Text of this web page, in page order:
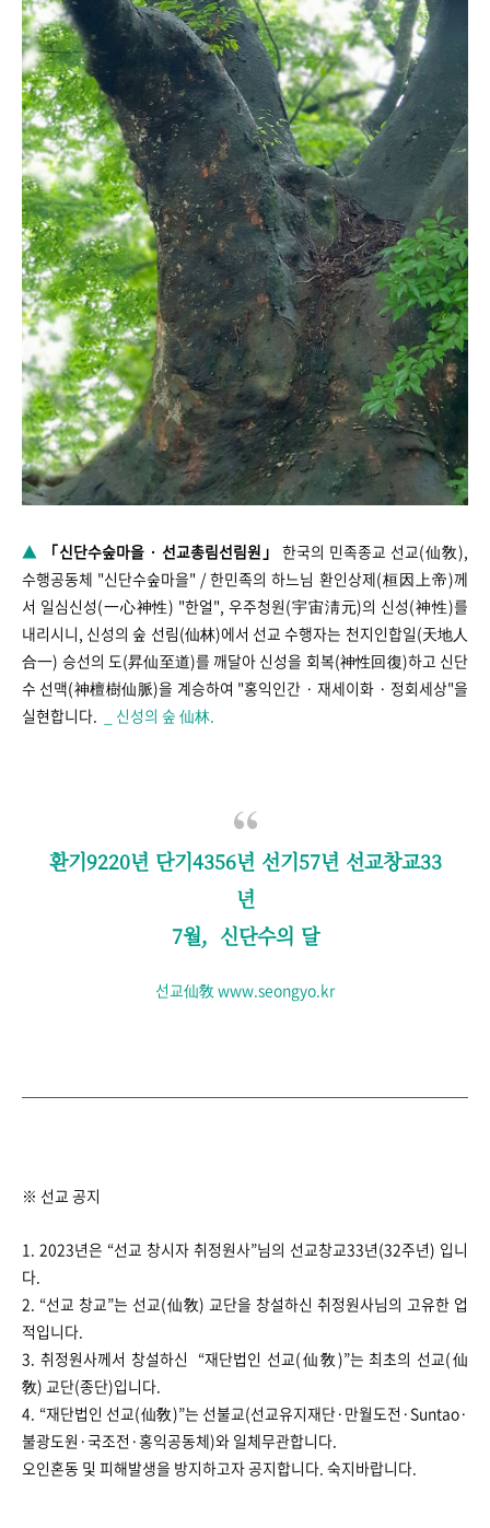
▲ 「신단수숲마을 · 선교총림선림원」 한국의 민족종교 선교(仙敎),
수행공동체 "신단수숲마을" /한민족의 하느님 환인상제(桓因上帝)께
서 일심신성(一心神性) "한얼",우주청원(宇宙淸元)의 신성(神性)를
내리시니, 신성의 숲 선림(仙林)에서 선교 수행자는 천지인합일(天地人
合一) 승선의 도(昇仙至道)를 깨달아 신성을 회복(神性回復)하고 신단
수 선맥(神檀樹仙脈)을 계승하여 "홍익인간 · 재세이화 · 정회세상"을
실현합니다.
_ 신성의 숲 仙林.
환기9220년 단기4356년 선기57년 선교창교33
년
7월, 신단수의 달
선교仙敎 www.seongyo.kr
※ 선교 공지
1. 2023년은 “선교 창시자 취정원사”님의 선교창교33년(32주년) 입니
다.
2. “선교 창교”는 선교(仙敎) 교단을 창설하신 취정원사님의 고유한 업
적입니다.
3. 취정원사께서 창설하신 “재단법인 선교(仙敎)”는 최초의 선교(仙
敎) 교단(종단)입니다.
4. “재단법인 선교(仙敎)”는 선불교(선교유지재단·만월도전·Suntao·
불광도원·국조전·홍익공동체)와 일체무관합니다.
오인혼동 및 피해발생을 방지하고자 공지합니다. ​​​​숙지바랍니다.